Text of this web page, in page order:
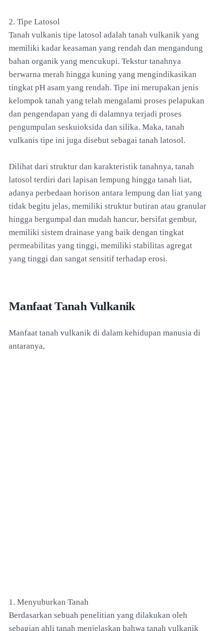
2. Tipe Latosol
Tanah vulkanis tipe latosol adalah tanah vulkanik yang
memiliki kadar keasaman yang rendah dan mengandung
bahan organik yang mencukupi. Tekstur tanahnya
berwarna merah hingga kuning yang mengindikasikan
tingkat pH asam yang rendah. Tipe ini merupakan jenis
kelompok tanah yang telah mengalami proses pelapukan
dan pengendapan yang di dalamnya terjadi proses
pengumpulan seskuioksida dan silika. Maka, tanah
vulkanis tipe ini juga disebut sebagai tanah latosol.
Dilihat dari struktur dan karakteristik tanahnya, tanah
latosol terdiri dari lapisan lempung hingga tanah liat,
adanya perbedaan horison antara lempung dan liat yang
tidak begitu jelas, memiliki struktur butiran atau granular
hingga bergumpal dan mudah hancur, bersifat gembur,
memiliki sistem drainase yang baik dengan tingkat
permeabilitas yang tinggi, memiliki stabilitas agregat
yang tinggi dan sangat sensitif terhadap erosi.
Manfaat Tanah Vulkanik
Manfaat tanah vulkanik di dalam kehidupan manusia di
antaranya,
1. Menyuburkan Tanah
Berdasarkan sebuah penelitian yang dilakukan oleh
sebagian ahli tanah menjelaskan bahwa tanah vulkanik